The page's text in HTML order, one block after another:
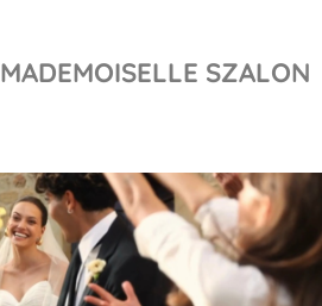
MADEMOISELLE SZALON